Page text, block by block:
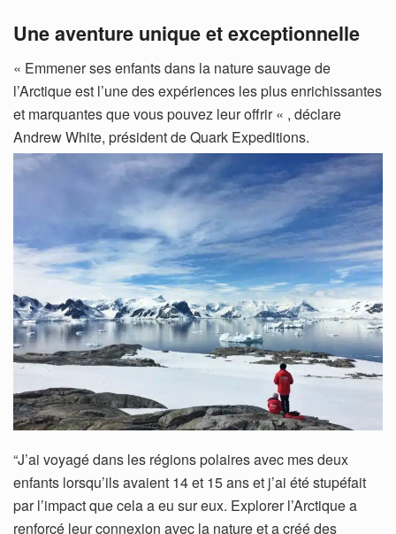
Une aventure unique et exceptionnelle
« Emmener ses enfants dans la nature sauvage de
l’Arctique est l’une des expériences les plus enrichissantes
et marquantes que vous pouvez leur offrir « , déclare
Andrew White, président de Quark Expeditions.
“J’ai voyagé dans les régions polaires avec mes deux
enfants lorsqu’ils avaient 14 et 15 ans et j’ai été stupéfait
par l’impact que cela a eu sur eux. Explorer l’Arctique a
renforcé leur connexion avec la nature et a créé des